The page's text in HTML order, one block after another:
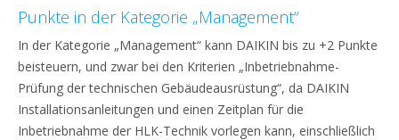
Punkte in der Kategorie „Management“
In der Kategorie „Management“ kann DAIKIN bis zu +2 Punkte
beisteuern, und zwar bei den Kriterien „Inbetriebnahme-
Prüfung der technischen Gebäudeausrüstung“, da DAIKIN
Installationsanleitungen und einen Zeitplan für die
Inbetriebnahme der HLK-Technik vorlegen kann, einschließlich